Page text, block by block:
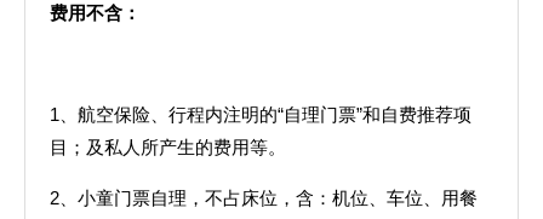
费用不含：
1、航空保险、行程内注明的“自理门票”和自费推荐项
目；及私人所产生的费用等。
2、小童门票自理，不占床位，含：机位、车位、用餐